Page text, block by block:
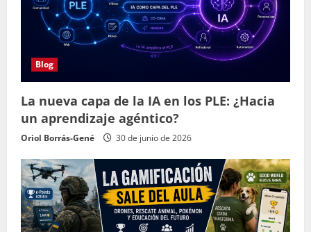
Blog
La nueva capa de la IA en los PLE: ¿Hacia
un aprendizaje agéntico?
Oriol Borrás-Gené 30 de junio de 2026